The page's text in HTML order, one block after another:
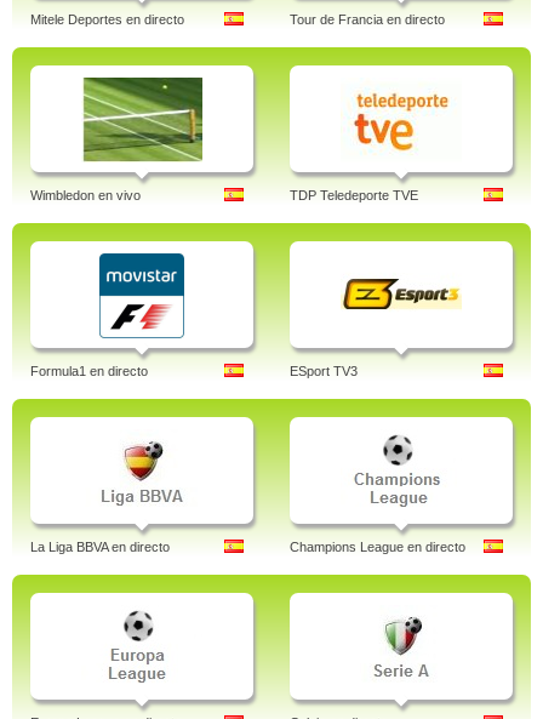
Mitele Deportes en directo Tour de Francia en directo
Wimbledon en vivo TDP Teledeporte TVE
Formula1 en directo ESport TV3
La Liga BBVA en directo Champions League en directo